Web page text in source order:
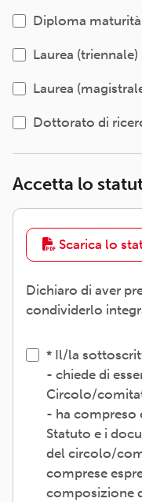
Diploma maturità
Laurea (triennale)
Laurea
Dottorato di
Accetta lo
Scarica lo
Dichiaro di aver
condividerlo
Il/la
- chiede di
Circolo/
- ha compreso
Statuto e i
del circolo/
comprese
composizione